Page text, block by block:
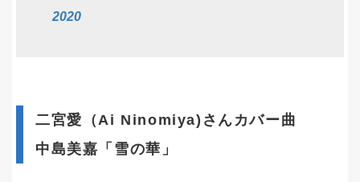
2020
二宮愛（Ai Ninomiya)さんカバー曲
中島美嘉「雪の華」